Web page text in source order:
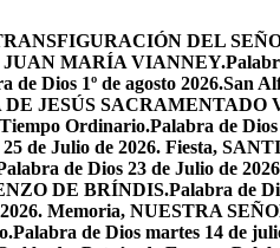
DEL
JUAN MARÍA VIANNEY.
de Dios 1º de agosto 2026.San
JESÚS SACRAMENTADO
Ordinario.Palabra de
de Julio de 2026. Fiesta,
de Dios 23 de Julio de
DE BRÍNDIS.Palabra de
2026. Memoria, NUESTRA
Palabra de Dios martes 14 de